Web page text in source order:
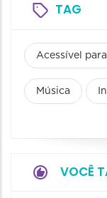
TAG
Acessível
Música
VOCÊ